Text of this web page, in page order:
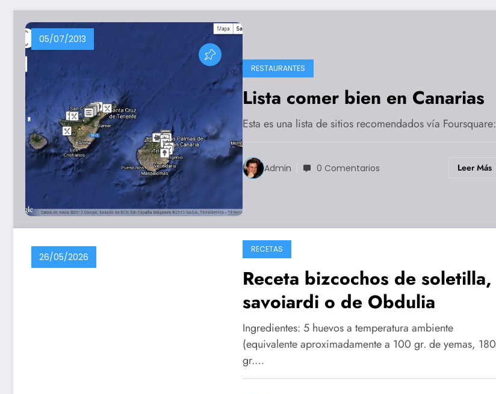
05/07/2013
RESTAURANTES
Lista comer bien en Canarias
Esta es una lista de sitios recomendados vía Foursquare:
Admin 0 Comentarios Leer Más
26/05/2026
RECETAS
Receta bizcochos de soletilla,
savoiardi o de Obdulia
Ingredientes: 5 huevos a temperatura ambiente
(equivalente aproximadamente a 100 gr. de yemas, 180
gr.…